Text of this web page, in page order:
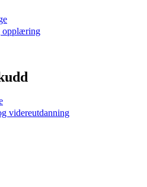
opplæring
videreutdanning